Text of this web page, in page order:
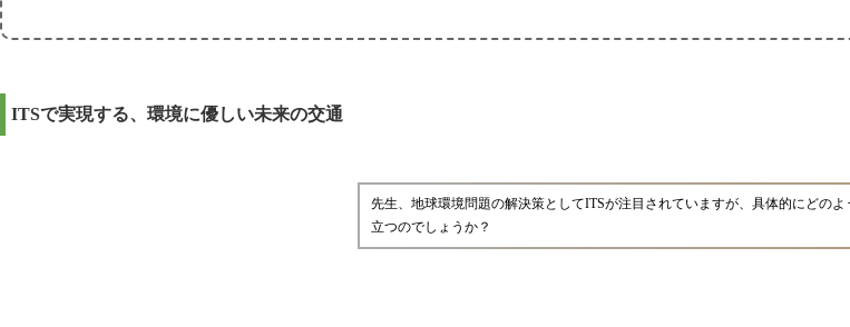
ITSで実現する、環境に優しい未来の交通
先生、地球環境問題の解決策としてITSが注目されていますが、具体的にどの
立つのでしょうか？